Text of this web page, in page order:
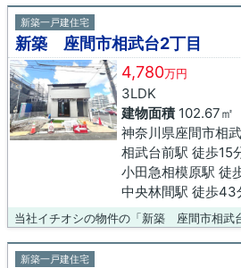
新築一戸建住宅
新築 座間市相武台2丁目
4,780万円
3LDK
建物面積102.67㎡
神奈川県座間市相
相武台前駅 徒歩15
小田急相模原駅 徒
中央林間駅 徒歩43
新築一戸建住宅